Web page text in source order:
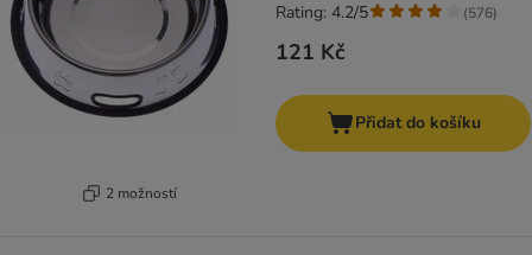
2 možností
121 Kč
Rating: 4.2/5 (576)
Přidat do košíku